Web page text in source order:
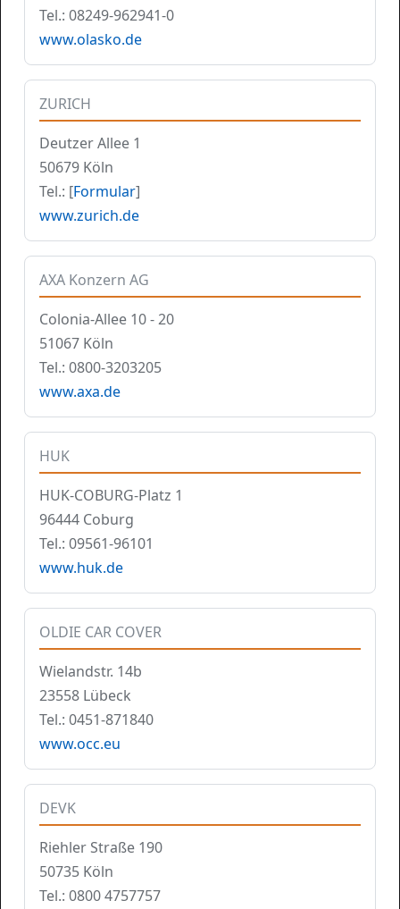
Tel.: 08249-962941-0
www.olasko.de
ZURICH
Deutzer Allee 1
50679 Köln
Tel.: [Formular]
www.zurich.de
AXA Konzern AG
Colonia-Allee 10 - 20
51067 Köln
Tel.: 0800-3203205
www.axa.de
HUK
HUK-COBURG-Platz 1
96444 Coburg
Tel.: 09561-96101
www.huk.de
OLDIE CAR COVER
Wielandstr. 14b
23558 Lübeck
Tel.: 0451-871840
www.occ.eu
DEVK
Riehler Straße 190
50735 Köln
Tel.: 0800 4757757